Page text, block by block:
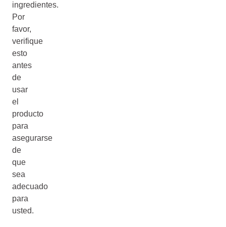
ingredientes.
Por
favor,
verifique
esto
antes
de
usar
el
producto
para
asegurarse
de
que
sea
adecuado
para
usted.